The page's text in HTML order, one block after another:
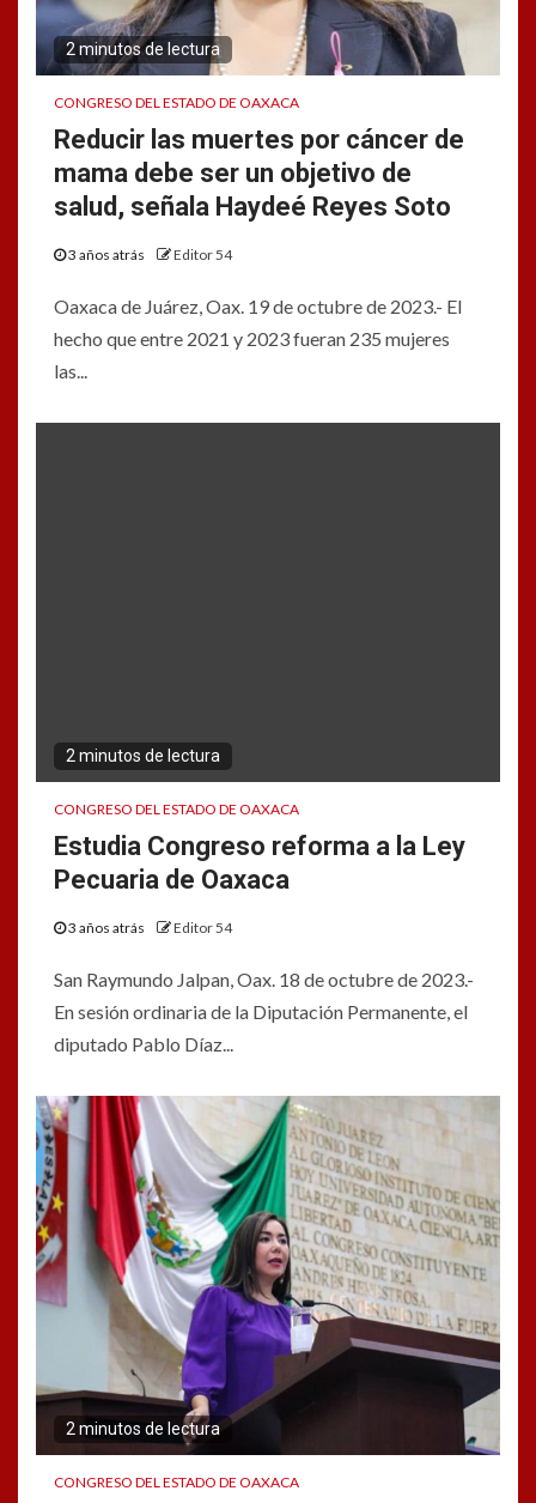
2 minutos de lectura
CONGRESO DEL ESTADO DE OAXACA
Reducir las muertes por cáncer de
mama debe ser un objetivo de
salud, señala Haydeé Reyes Soto
3 años atrás Editor 54
Oaxaca de Juárez, Oax. 19 de octubre de 2023.- El
hecho que entre 2021 y 2023 fueran 235 mujeres
las...
2 minutos de lectura
CONGRESO DEL ESTADO DE OAXACA
Estudia Congreso reforma a la Ley
Pecuaria de Oaxaca
3 años atrás Editor 54
San Raymundo Jalpan, Oax. 18 de octubre de 2023.-
En sesión ordinaria de la Diputación Permanente, el
diputado Pablo Díaz...
2 minutos de lectura
CONGRESO DEL ESTADO DE OAXACA